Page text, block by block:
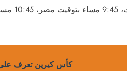
كأس كيرين تعرف على